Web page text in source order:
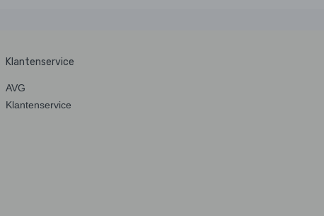
Klantenservice
AVG
Klantenservice